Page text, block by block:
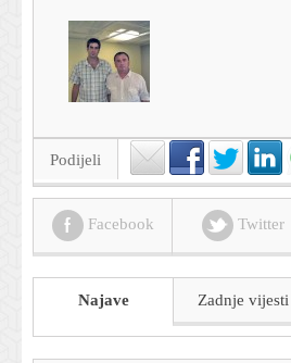
Podijeli
Facebook Twitter
Najave Zadnje vijesti